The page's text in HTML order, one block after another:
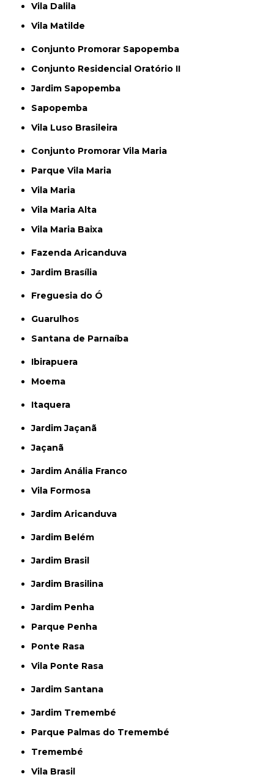
Vila Dalila
Vila Matilde
Conjunto Promorar Sapopemba
Conjunto Residencial Oratório II
Jardim Sapopemba
Sapopemba
Vila Luso Brasileira
Conjunto Promorar Vila Maria
Parque Vila Maria
Vila Maria
Vila Maria Alta
Vila Maria Baixa
Fazenda Aricanduva
Jardim Brasília
Freguesia do Ó
Guarulhos
Santana de Parnaíba
Ibirapuera
Moema
Itaquera
Jardim Jaçanã
Jaçanã
Jardim Anália Franco
Vila Formosa
Jardim Aricanduva
Jardim Belém
Jardim Brasil
Jardim Brasilina
Jardim Penha
Parque Penha
Ponte Rasa
Vila Ponte Rasa
Jardim Santana
Jardim Tremembé
Parque Palmas do Tremembé
Tremembé
Vila Brasil